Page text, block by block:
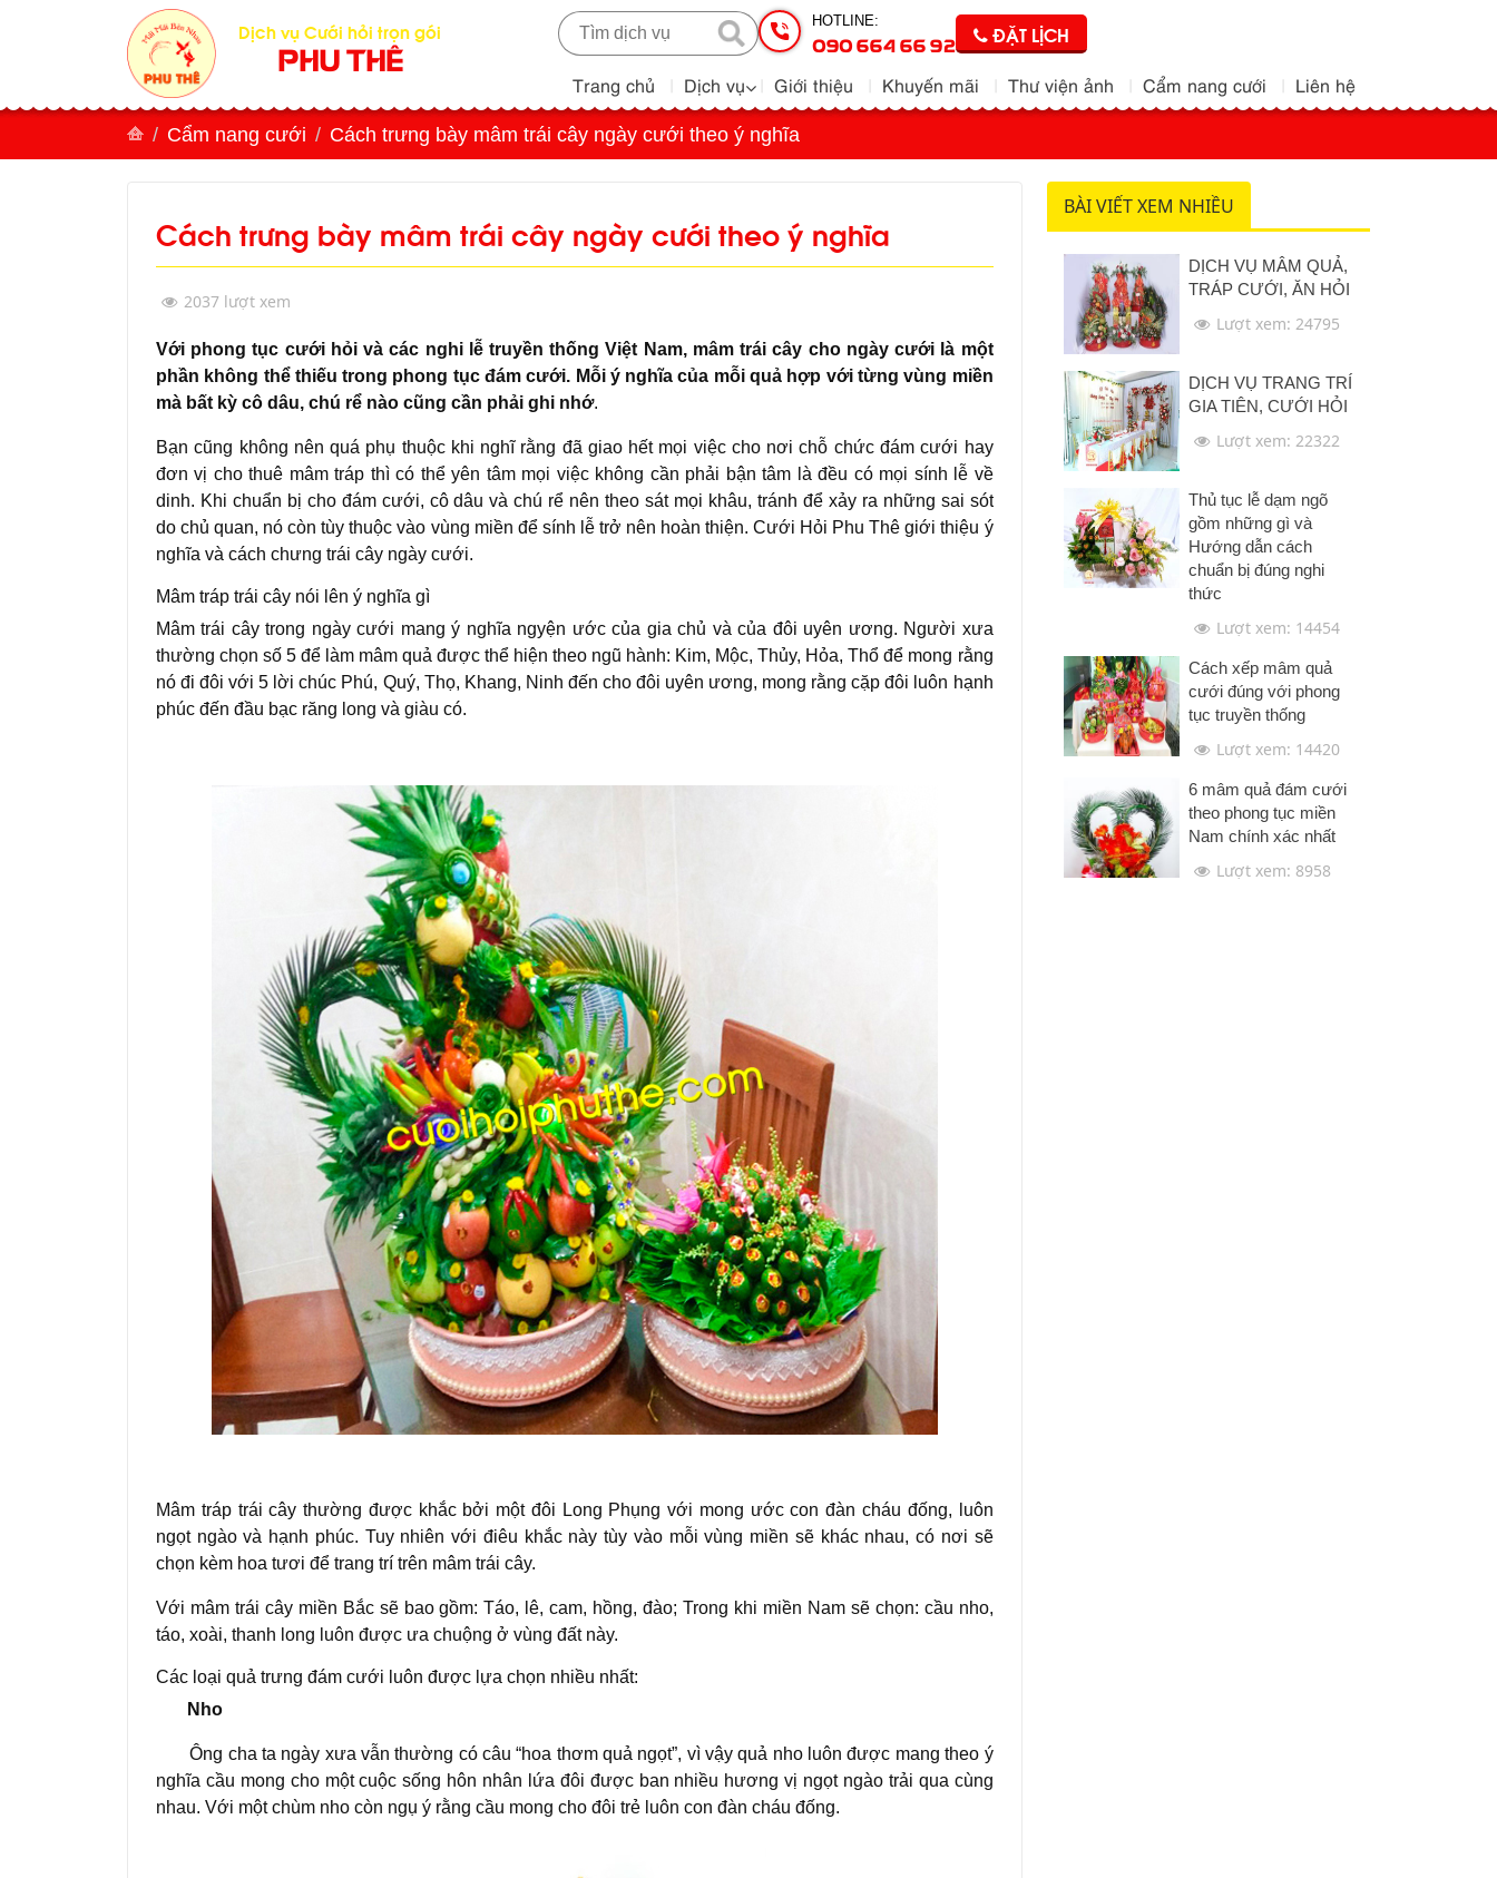
Dịch vụ Cưới hỏi trọn gói
PHU THÊ
HOTLINE:
090 664 66 92 ĐẶT LỊCH
Trang chủ Dịch vụ Giới thiệu Khuyến mãi Thư viện ảnh Cẩm nang cưới Liên hệ
Cẩm nang cưới Cách trưng bày mâm trái cây ngày cưới theo ý nghĩa
Cách trưng bày mâm trái cây ngày cưới theo ý nghĩa
2037 lượt xem
Với phong tục cưới hỏi và các nghi lễ truyền thống Việt Nam, mâm trái cây cho ngày cưới là một
phần không thể thiếu trong phong tục đám cưới. Mỗi ý nghĩa của mỗi quả hợp với từng vùng miền
mà bất kỳ cô dâu, chú rể nào cũng cần phải ghi nhớ.
Bạn cũng không nên quá phụ thuộc khi nghĩ rằng đã giao hết mọi việc cho nơi chỗ chức đám cưới hay
đơn vị cho thuê mâm tráp thì có thể yên tâm mọi việc không cần phải bận tâm là đều có mọi sính lễ về
dinh. Khi chuẩn bị cho đám cưới, cô dâu và chú rể nên theo sát mọi khâu, tránh để xảy ra những sai sót
do chủ quan, nó còn tùy thuộc vào vùng miền để sính lễ trở nên hoàn thiện. Cưới Hỏi Phu Thê giới thiệu ý
nghĩa và cách chưng trái cây ngày cưới.
Mâm tráp trái cây nói lên ý nghĩa gì
Mâm trái cây trong ngày cưới mang ý nghĩa ngyện ước của gia chủ và của đôi uyên ương. Người xưa
thường chọn số 5 để làm mâm quả được thể hiện theo ngũ hành: Kim, Mộc, Thủy, Hỏa, Thổ để mong rằng
nó đi đôi với 5 lời chúc Phú, Quý, Thọ, Khang, Ninh đến cho đôi uyên ương, mong rằng cặp đôi luôn hạnh
phúc đến đầu bạc răng long và giàu có.
Mâm tráp trái cây thường được khắc bởi một đôi Long Phụng với mong ước con đàn cháu đống, luôn
ngọt ngào và hạnh phúc. Tuy nhiên với điêu khắc này tùy vào mỗi vùng miền sẽ khác nhau, có nơi sẽ
chọn kèm hoa tươi để trang trí trên mâm trái cây.
Với mâm trái cây miền Bắc sẽ bao gồm: Táo, lê, cam, hồng, đào; Trong khi miền Nam sẽ chọn: cầu nho,
táo, xoài, thanh long luôn được ưa chuộng ở vùng đất này.
Các loại quả trưng đám cưới luôn được lựa chọn nhiều nhất:
Nho
Ông cha ta ngày xưa vẫn thường có câu “hoa thơm quả ngọt”, vì vậy quả nho luôn được mang theo ý
nghĩa cầu mong cho một cuộc sống hôn nhân lứa đôi được ban nhiều hương vị ngọt ngào trải qua cùng
nhau. Với một chùm nho còn ngụ ý rằng cầu mong cho đôi trẻ luôn con đàn cháu đống.
BÀI VIẾT XEM NHIỀU
DỊCH VỤ MÂM QUẢ,
TRÁP CƯỚI, ĂN HỎI
Lượt xem: 24795
DỊCH VỤ TRANG TRÍ
GIA TIÊN, CƯỚI HỎI
Lượt xem: 22322
Thủ tục lễ dạm ngõ
gồm những gì và
Hướng dẫn cách
chuẩn bị đúng nghi
thức
Lượt xem: 14454
Cách xếp mâm quả
cưới đúng với phong
tục truyền thống
Lượt xem: 14420
6 mâm quả đám cưới
theo phong tục miền
Nam chính xác nhất
Lượt xem: 8958